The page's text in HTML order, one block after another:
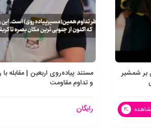
شمشیر
مستند پیاده‌روی اربعین | مقابله
و تداوم مقاومت
رایگان